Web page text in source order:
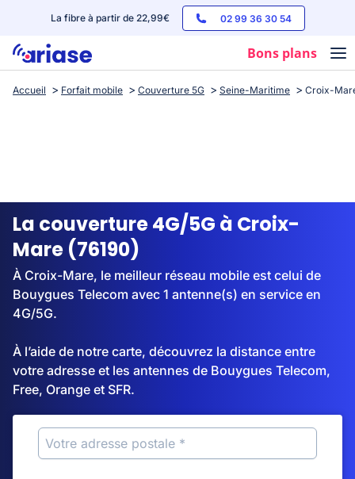
La fibre à partir de 22,99€ 02 99 36 30 54
Bons plans
Box internet
Streaming
Accueil Forfait mobile Couverture 5G Seine-Maritime Croix-
La couverture 4G/5G à Croix-
Mare (76190)
À Croix-Mare, le meilleur réseau mobile est celui de
Bouygues Telecom avec 1 antenne(s) en service en
4G/5G.
À l’aide de notre carte, découvrez la distance entre
votre adresse et les antennes de Bouygues Telecom,
Free, Orange et SFR.